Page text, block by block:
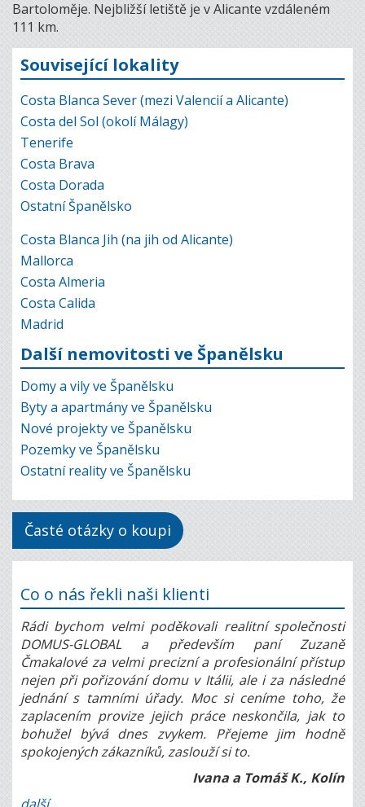
Bartoloměje. Nejbližší letiště je v Alicante vzdáleném
111 km.
Související lokality
Costa Blanca Sever (mezi Valencií a Alicante)
Costa del Sol (okolí Málagy)
Tenerife
Costa Brava
Costa Dorada
Ostatní Španělsko
Costa Blanca Jih (na jih od Alicante)
Mallorca
Costa Almeria
Costa Calida
Madrid
Další nemovitosti ve Španělsku
Domy a vily ve Španělsku
Byty a apartmány ve Španělsku
Nové projekty ve Španělsku
Pozemky ve Španělsku
Ostatní reality ve Španělsku
Časté otázky o koupi
Co o nás řekli naši klienti
Rádi bychom velmi poděkovali realitní společnosti
DOMUS-GLOBAL a především paní Zuzaně
Čmakalové za velmi precizní a profesionální přístup
nejen při pořizování domu v Itálii, ale i za následné
jednání s tamními úřady. Moc si ceníme toho, že
zaplacením provize jejich práce neskončila, jak to
bohužel bývá dnes zvykem. Přejeme jim hodně
spokojených zákazníků, zaslouží si to.
Ivana a Tomáš K., Kolín